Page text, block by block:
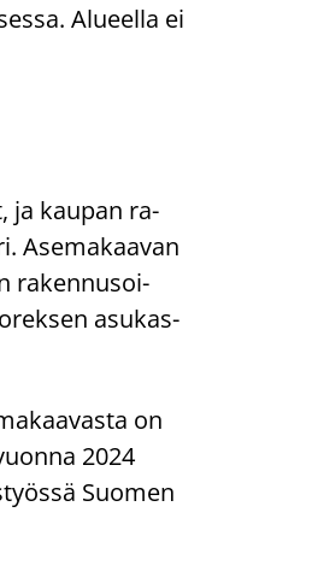
Alu­eel­la ei
ja kau­pan ra­
Ase­ma­kaa­van
ra­ken­nusoi­
asu­kas­
on
2024
Suo­men